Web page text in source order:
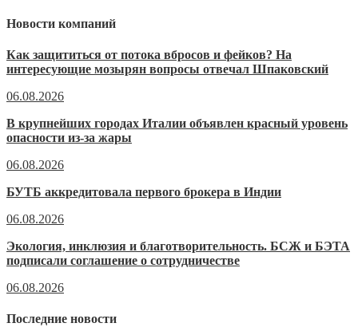
Новости компаний
Как защититься от потока вбросов и фейков? На
интересующие мозырян вопросы отвечал Шпаковский
06.08.2026
В крупнейших городах Италии объявлен красный уровень
опасности из-за жары
06.08.2026
БУТБ аккредитовала первого брокера в Индии
06.08.2026
Экология, инклюзия и благотворительность. БСЖ и БЭТА
подписали соглашение о сотрудничестве
06.08.2026
Последние новости